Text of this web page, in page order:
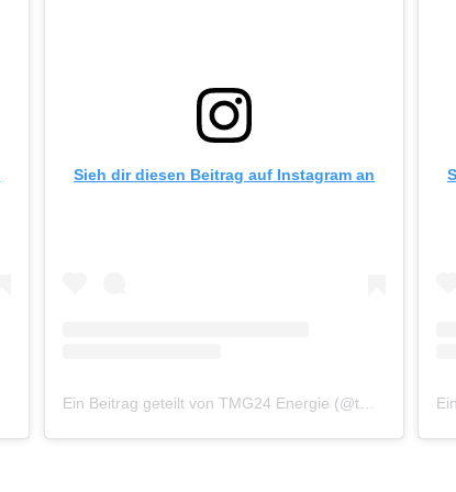
amNov 26, 2018 um 10:05 PST
Sieh dir diesen Beitrag auf Instagram an